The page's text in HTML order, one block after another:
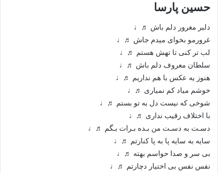
حسین پارسا
دلبر مغرور دلم باش ♬♩
غرورمو بخوای میدم جاش ♬♩
لب تر کنی تا تهش هستم ♬♩
سلطان معروف دلم باش ♬♩
هنوز یه عکس با هم نداریم ♬♩
خوشم میاد کم نمیاری ♬♩
شوخی که نیست دل به تو بستم ♬♩
با اختلاف رقیب نداری ♬♩
دسـت به دسـت من بـده بـرات بـگم ♬♩
سایه به سایه پا به پا کنارتم ♬♩
بی سر و صدا حواسم بهته ♬♩
نفس نفس بی اختیار دچارتم ♬♩